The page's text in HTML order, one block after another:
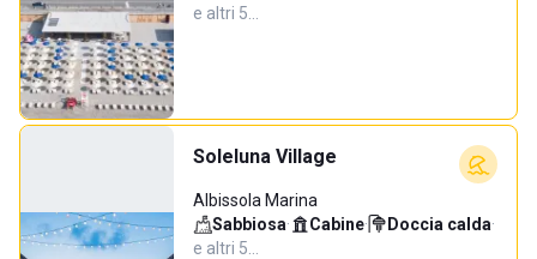
e altri 5…
Soleluna Village
Albissola Marina
Sabbiosa· Cabine· Doccia calda·
e altri 5…